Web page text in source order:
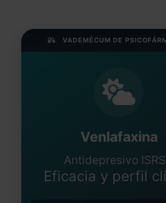
VADEMÉCUM DE
Venlafaxina
Antidepresivo
Eficacia y perfil